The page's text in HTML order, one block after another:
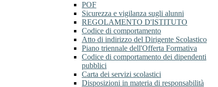
POF
Sicurezza e vigilanza sugli alunni
REGOLAMENTO D'ISTITUTO
Codice di comportamento
Atto di indirizzo del Dirigente Scolastico
Piano triennale dell'Offerta Formativa
Codice di comportamento dei dipendenti
pubblici
Carta dei servizi scolastici
Disposizioni in materia di responsabilità